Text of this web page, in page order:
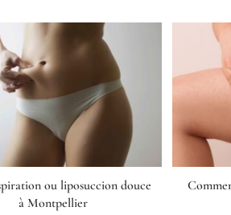
ou liposuccion douce
à Montpellier